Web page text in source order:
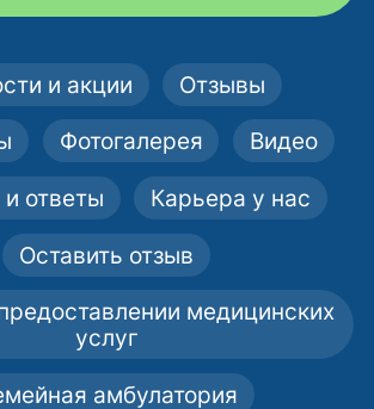
и акции Отзывы
Фотогалерея Видео
ответы Карьера у нас
Оставить отзыв
медицинских
услуг
амбулатория